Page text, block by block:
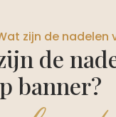
zijn de nadelen
de
banner?